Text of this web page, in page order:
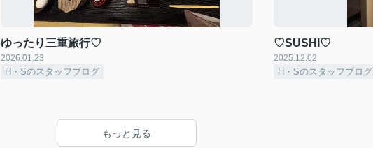
ゆったり三重旅行♡
2026.01.23
H・Sのスタッフブログ
♡SUSHI♡
2025.12.02
H・Sのスタッフブログ
もっと見る